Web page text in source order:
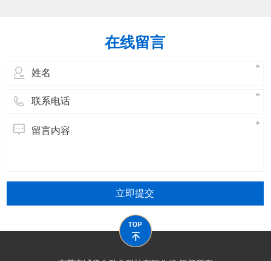
目标设定核心能力熟练操作扎线机（启
动、调试、参数设置、停机）。掌握日常
在线留言
立即提交